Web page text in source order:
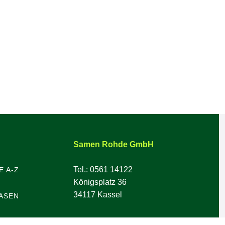
A-Z
Samen Rohde GmbH
Tel.: 0561 14122
Königsplatz 36
34117 Kassel